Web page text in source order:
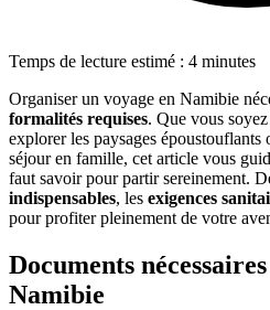
Temps de lecture estimé : 4 minutes
Organiser un voyage en Namibie
formalités requises. Que vous
explorer les paysages époustouflants
séjour en famille, cet article vous
faut savoir pour partir sereinement.
indispensables, les exigences
pour profiter pleinement de votre
Documents
Namibie